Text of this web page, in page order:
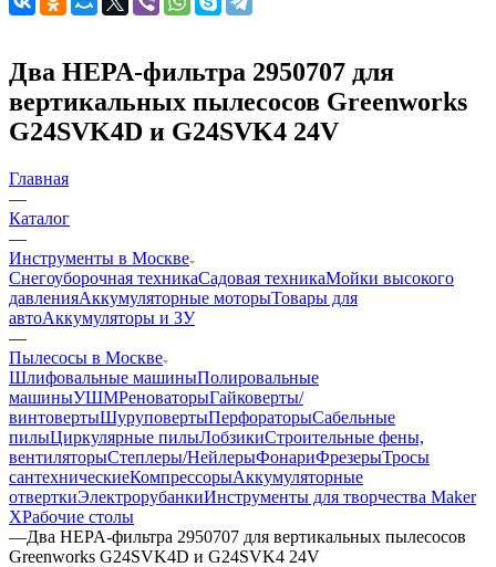
Два HEPA-фильтра 2950707 для
вертикальных пылесосов Greenworks
G24SVK4D и G24SVK4 24V
Главная
—
Каталог
—
Инструменты в Москве
Снегоуборочная техникаСадовая техникаМойки высокого
давленияАккумуляторные моторыТовары для
автоАккумуляторы и ЗУ
—
Пылесосы в Москве
Шлифовальные машиныПолировальные
машиныУШМРеноваторыГайковерты/
винтовертыШуруповертыПерфораторыСабельные
пилыЦиркулярные пилыЛобзикиСтроительные фены,
вентиляторыСтеплеры/НейлерыФонариФрезерыТросы
сантехническиеКомпрессорыАккумуляторные
отверткиЭлектрорубанкиИнструменты для творчества Maker
XРабочие столы
—Два HEPA-фильтра 2950707 для вертикальных пылесосов
Greenworks G24SVK4D и G24SVK4 24V